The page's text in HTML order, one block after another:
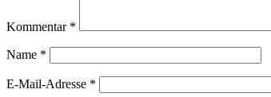
Kommentar *
Name *
E-Mail-Adresse *